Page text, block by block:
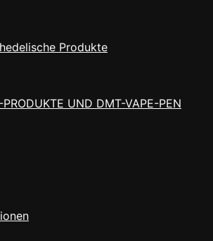
Produkte
UND DMT-VAPE-PEN